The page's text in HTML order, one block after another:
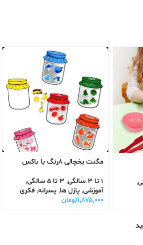
,
مگنت یخچالی ۸رنگ با باکس
1 تا 3 سالگی , 3 تا 5 سالگی
,
آموزشی, پازل ها, پسرانه, فکری
۱,۸۷۵,۰۰۰تومان